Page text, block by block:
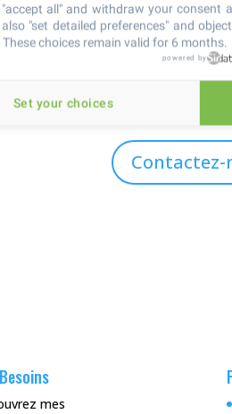
Contactez-
mes
all" and withdraw your consent
"set detailed preferences" and
choices remain valid for 6 months.
powered by
Set your choices